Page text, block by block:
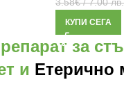
КУПИ СЕГА
за
и Етерично